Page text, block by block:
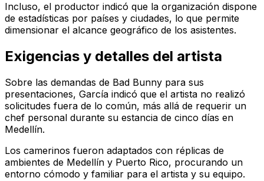
Incluso, el productor indicó que la organización dispone
de estadísticas por países y ciudades, lo que permite
dimensionar el alcance geográfico de los asistentes.
Exigencias y detalles del artista
Sobre las demandas de Bad Bunny para sus
presentaciones, García indicó que el artista no realizó
solicitudes fuera de lo común, más allá de requerir un
chef personal durante su estancia de cinco días en
Medellín.
Los camerinos fueron adaptados con réplicas de
ambientes de Medellín y Puerto Rico, procurando un
entorno cómodo y familiar para el artista y su equipo.